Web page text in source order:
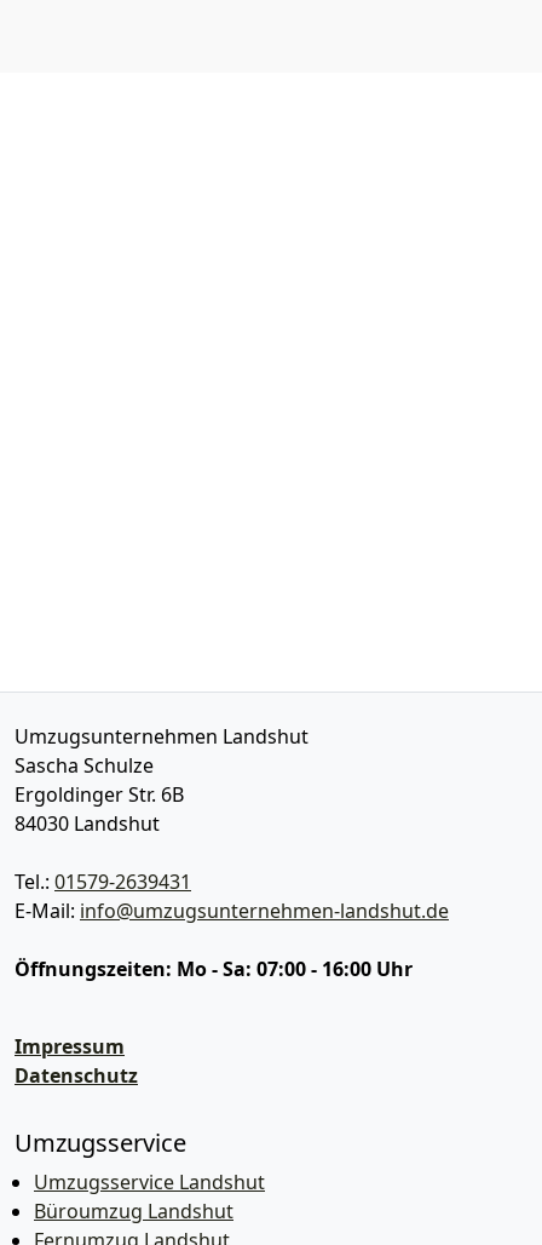
Umzugsunternehmen Landshut
Sascha Schulze
Ergoldinger Str. 6B
84030 Landshut
Tel.: 01579-2639431
E-Mail: info@umzugsunternehmen-landshut.de
Öffnungszeiten: Mo - Sa: 07:00 - 16:00 Uhr
Impressum
Datenschutz
Umzugsservice
Umzugsservice Landshut
Büroumzug Landshut